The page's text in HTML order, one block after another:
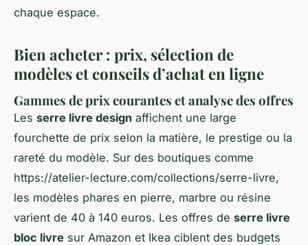
chaque espace.
Bien acheter : prix, sélection de
modèles et conseils d’achat en ligne
Gammes de prix courantes et analyse des offres
Les serre livre design affichent une large
fourchette de prix selon la matière, le prestige ou la
rareté du modèle. Sur des boutiques comme
https://atelier-lecture.com/collections/serre-livre,
les modèles phares en pierre, marbre ou résine
varient de 40 à 140 euros. Les offres de serre livre
bloc livre sur Amazon et Ikea ciblent des budgets